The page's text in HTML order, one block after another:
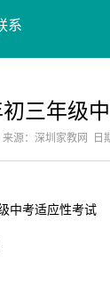
系
三年级
源：深圳家教网 日
应性考试